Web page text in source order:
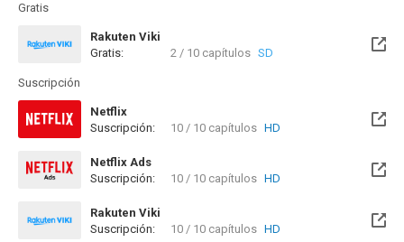
Gratis
Rakuten Viki
Gratis:
2 / 10 capítulos SD
Suscripción
Netflix
Suscripción:
10 / 10 capítulos HD
Netflix Ads
Suscripción:
10 / 10 capítulos HD
Rakuten Viki
Suscripción:
10 / 10 capítulos HD